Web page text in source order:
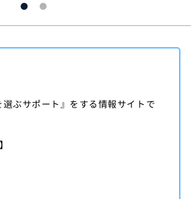
選ぶサポート』をする情報サイトで